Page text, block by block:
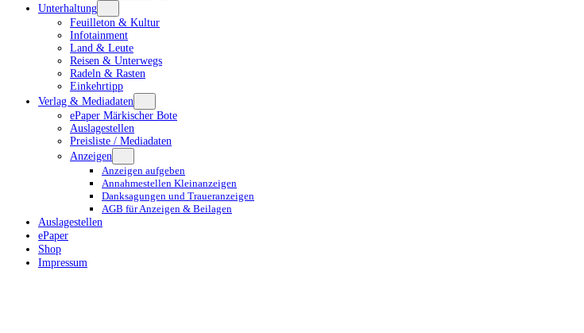
Unterhaltung
Feuilleton & Kultur
Infotainment
Land & Leute
Reisen & Unterwegs
Radeln & Rasten
Einkehrtipp
Verlag & Mediadaten
ePaper Märkischer Bote
Auslagestellen
Preisliste / Mediadaten
Anzeigen
Anzeigen aufgeben
Annahmestellen Kleinanzeigen
Danksagungen und Traueranzeigen
AGB für Anzeigen & Beilagen
Auslagestellen
ePaper
Shop
Impressum